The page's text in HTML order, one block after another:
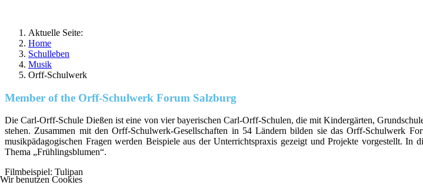
Aktuelle Seite:
Home
Schulleben
Musik
Orff-Schulwerk
Member of the Orff-Schulwerk Forum Salzburg
Die Carl-Orff-Schule Dießen ist eine von vier bayerischen Carl-Orff-Schulen, die mit Kindergärten,
stehen. Zusammen mit den Orff-Schulwerk-Gesellschaften in 54 Ländern bilden sie das Orff-Schulwerk
musikpädagogischen Fragen werden Beispiele aus der Unterrichtspraxis gezeigt und Projekte vorgestellt.
Thema „Frühlingsblumen“.
Filmbeispiel: Tulipan
Wir benutzen Cookies